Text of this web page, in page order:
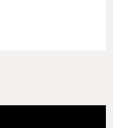
ュアリという
ズン制による
飽きが来ないよ